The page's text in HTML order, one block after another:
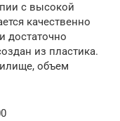
с высокой
качественно
достаточно
из пластика.
объем